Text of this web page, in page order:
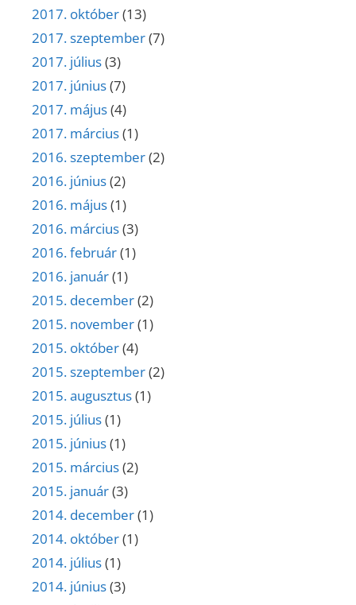
2017. október(13)
2017. szeptember(7)
2017. július(3)
2017. június(7)
2017. május(4)
2017. március(1)
2016. szeptember(2)
2016. június(2)
2016. május(1)
2016. március(3)
2016. február(1)
2016. január(1)
2015. december(2)
2015. november(1)
2015. október(4)
2015. szeptember(2)
2015. augusztus(1)
2015. július(1)
2015. június(1)
2015. március(2)
2015. január(3)
2014. december(1)
2014. október(1)
2014. július(1)
2014. június(3)